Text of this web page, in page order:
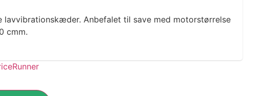
lavvibrationskæder. Anbefalet til save med motorstørrelse
cmm.